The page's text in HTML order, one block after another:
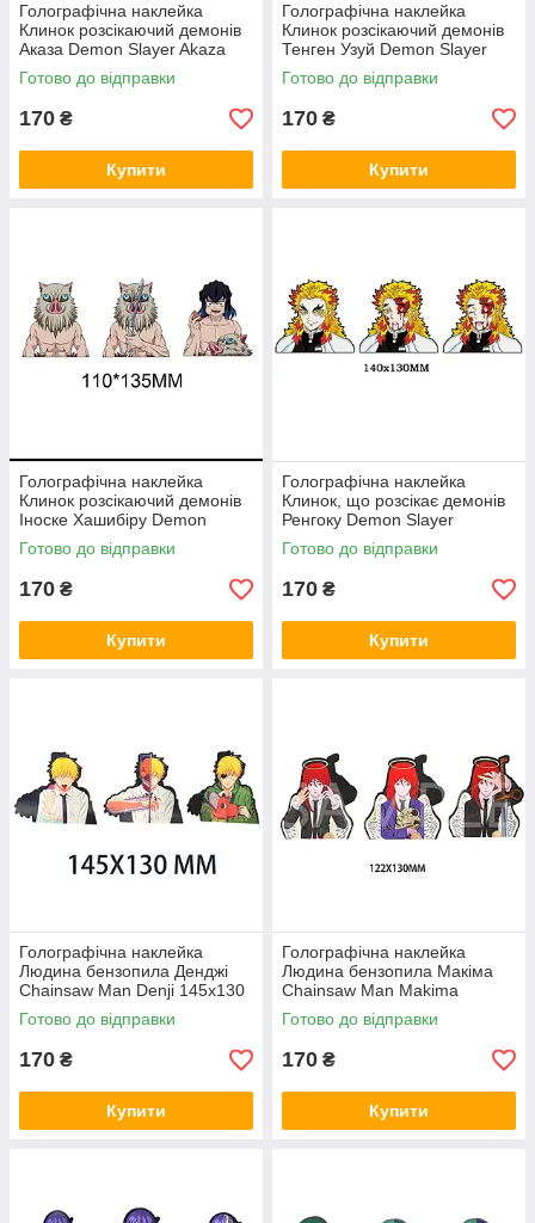
Голографічна наклейка
Клинок розсікаючий демонів
Аказа Demon Slayer Akaza
130x130 мм
Готово до відправки
170 ₴
Купити
Голографічна наклейка
Клинок розсікаючий демонів
Тенген Узуй Demon Slayer
Uzui Tengen 110x135 мм
Готово до відправки
170 ₴
Купити
Голографічна наклейка
Клинок розсікаючий демонів
Іноске Хашибіру Demon
Slayer Inosuke Hashibira
110x135 мм
Готово до відправки
170 ₴
Купити
Голографічна наклейка
Клинок, що розсікає демонів
Ренгоку Demon Slayer
Rengoku
Готово до відправки
170 ₴
Купити
Голографічна наклейка
Людина бензопила Денджі
Chainsaw Man Denji 145x130
мм
Готово до відправки
170 ₴
Купити
Голографічна наклейка
Людина бензопила Макіма
Chainsaw Man Makima
122x130 мм
Готово до відправки
170 ₴
Купити